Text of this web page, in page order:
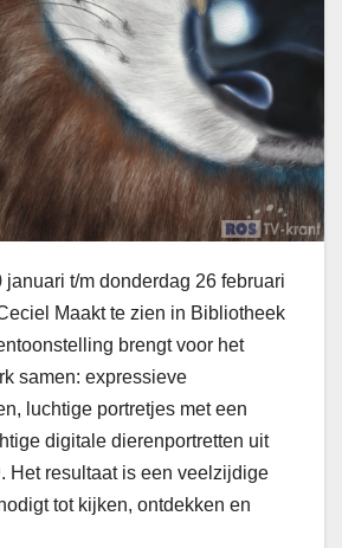
januari t/m donderdag 26 februari
Maakt te zien in Bibliotheek
brengt voor het
samen: expressieve
luchtige portretjes met een
digitale dierenportretten uit
. Het resultaat is een veelzijdige
tot kijken, ontdekken en